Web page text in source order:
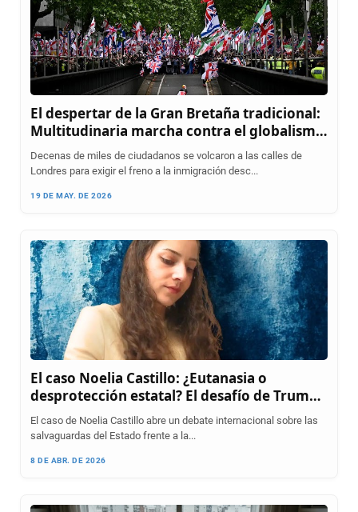
El despertar de la Gran Bretaña tradicional:
Multitudinaria marcha contra el globalismo
y la inmigración masiva en Londres
Decenas de miles de ciudadanos se volcaron a las calles de
Londres para exigir el freno a la inmigración desc...
19 DE MAY. DE 2026
El caso Noelia Castillo: ¿Eutanasia o
desprotección estatal? El desafío de Trump
a España
El caso de Noelia Castillo abre un debate internacional sobre las
salvaguardas del Estado frente a la...
8 DE ABR. DE 2026